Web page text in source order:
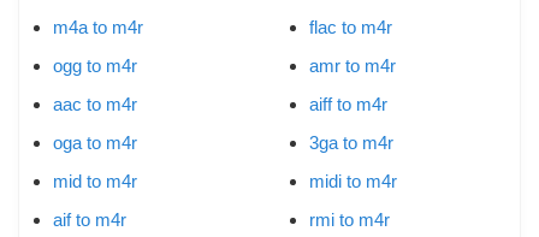
m4a to m4r
ogg to m4r
aac to m4r
oga to m4r
mid to m4r
aif to m4r
flac to m4r
amr to m4r
aiff to m4r
3ga to m4r
midi to m4r
rmi to m4r